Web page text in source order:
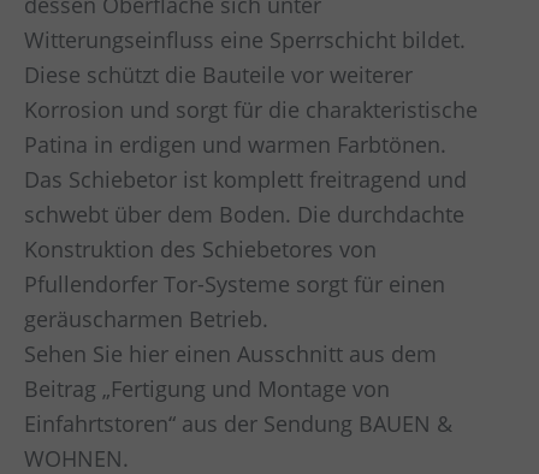
Witterungseinfluss eine Sperrschicht bildet.
Diese schützt die Bauteile vor weiterer
Korrosion und sorgt für die charakteristische
Patina in erdigen und warmen Farbtönen.
Das Schiebetor ist komplett freitragend und
schwebt über dem Boden. Die durchdachte
Konstruktion des Schiebetores von
Pfullendorfer Tor-Systeme sorgt für einen
geräuscharmen Betrieb.
Sehen Sie hier einen Ausschnitt aus dem
Beitrag „Fertigung und Montage von
Einfahrtstoren“ aus der Sendung BAUEN &
WOHNEN.